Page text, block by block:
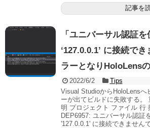
記事を
「ユニバーサル認証
‘127.0.0.1’ に接続で
ラーとなりHoloLens
2022/6/2
Tips
Visual StudioからHoloLensへ
ーが出てビルドに失敗する。
明 プロジェクト ファイル 行
DEP6957: ユニバーサル認証
'127.0.0.1' に接続できません